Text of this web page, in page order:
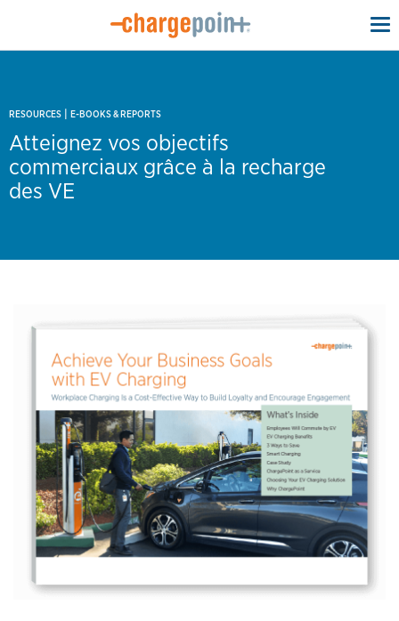
RESOURCES | E-BOOKS & REPORTS
Atteignez vos objectifs
commerciaux grâce à la recharge
des VE